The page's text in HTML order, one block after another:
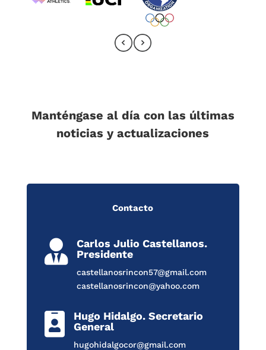
Manténgase al día con las últimas
noticias y actualizaciones
Contacto

Carlos Julio Castellanos.
Presidente
castellanosrincon57@gmail.com
castellanosrincon@yahoo.com

Hugo Hidalgo. Secretario
General
hugohidalgocor@gmail.com